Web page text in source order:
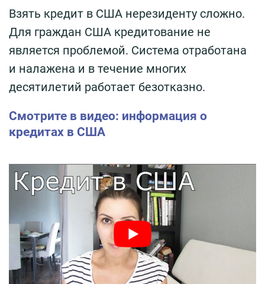
Взять кредит в США нерезиденту сложно.
Для граждан США кредитование не
является проблемой. Система отработана
и налажена и в течение многих
десятилетий работает безотказно.
Смотрите в видео: информация о
кредитах в США